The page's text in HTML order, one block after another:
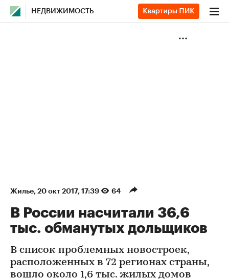
НЕДВИЖИМОСТЬ
Жилье⁠, 20 окт 2017, 17:39 64
В России насчитали 36,6
тыс. обманутых дольщиков
В список проблемных новостроек,
расположенных в 72 регионах страны,
вошло около 1,6 тыс. жилых домов